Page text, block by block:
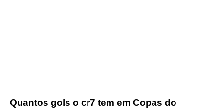
Quantos gols o cr7 tem em Copas do